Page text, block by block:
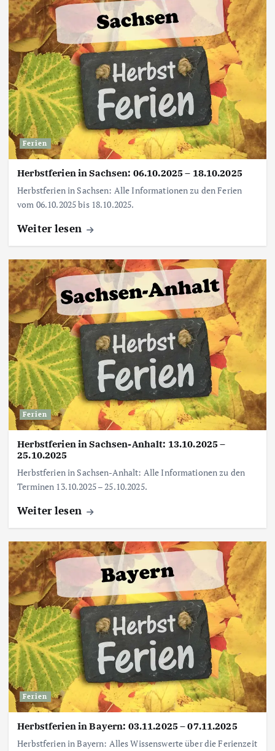
Ferien
Herbstferien in Sachsen: 06.10.2025 – 18.10.2025
Herbstferien in Sachsen: Alle Informationen zu den Ferien
vom 06.10.2025 bis 18.10.2025.
Weiter lesen
Ferien
Herbstferien in Sachsen-Anhalt: 13.10.2025 –
25.10.2025
Herbstferien in Sachsen-Anhalt: Alle Informationen zu den
Terminen 13.10.2025 – 25.10.2025.
Weiter lesen
Ferien
Herbstferien in Bayern: 03.11.2025 – 07.11.2025
Herbstferien in Bayern: Alles Wissenswerte über die Ferienzeit